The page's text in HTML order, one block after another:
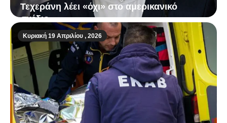
Τεχεράνη λέει «όχι» στο αμερικανικό
σχέδιο
Κυριακή 19 Απριλίου , 2026